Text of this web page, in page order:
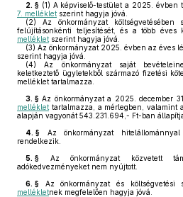
2. § (1) A képviselő-testület a 2025. évben
7. melléklet szerint hagyja jóvá.
(2) Az önkormányzat költségvetésében
felújításonkénti teljesítését, és a több éves
melléklet szerint hagyja jóvá.
(3) Az önkormányzat 2025. évben az éves
szerint hagyja jóvá.
(4) Az önkormányzat saját
keletkeztető ügyletekből származó fizetési
melléklet tartalmazza.
3. § Az önkormányzat a 2025. december
melléklet tartalmazza, a mérlegben, valamint
alapján vagyonát 543.231.694,- Ft-ban
4. § Az önkormányzat
rendelkezik.
5. § Az önkormányzat közvetett
adókedvezményeket nem nyújtott.
6. § Az önkormányzat és költségvetési
mellékletnek megfelelően hagyja jóvá.